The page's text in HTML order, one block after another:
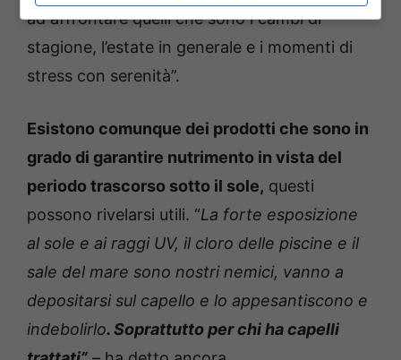
ad affrontare quelli che sono i cambi di
stagione, l’estate in generale e i momenti di
stress con serenità”.
Esistono comunque dei prodotti che sono in
grado di garantire nutrimento in vista del
periodo trascorso sotto il sole, questi
possono rivelarsi utili. “La forte esposizione
al sole e ai raggi UV, il cloro delle piscine e il
sale del mare sono nostri nemici, vanno a
depositarsi sul capello e lo appesantiscono e
indebolirlo. Soprattutto per chi ha capelli